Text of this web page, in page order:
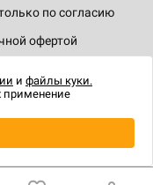
₽
по согласию
офертой
и файлы куки.
применение